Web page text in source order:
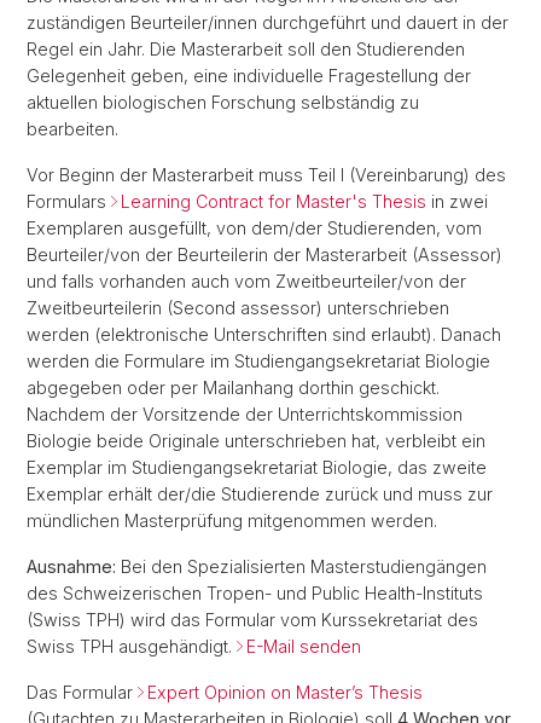
zuständigen Beurteiler/innen durchgeführt und dauert in der
Regel ein Jahr. Die Masterarbeit soll den Studierenden
Gelegenheit geben, eine individuelle Fragestellung der
aktuellen biologischen Forschung selbständig zu
bearbeiten.
Vor Beginn der Masterarbeit muss Teil I (Vereinbarung) des
Formulars
Learning Contract for Master's Thesis in zwei
Exemplaren ausgefüllt, von dem/der Studierenden, vom
Beurteiler/von der Beurteilerin der Masterarbeit (Assessor)
und falls vorhanden auch vom Zweitbeur­teiler/von der
Zweitbeur­teilerin (Second assessor) unterschrieben
werden (elektronische Unterschriften sind erlaubt). Danach
werden die Formulare im Studiengangsekretariat Biologie
abgegeben oder per Mailanhang dorthin geschickt.
Nachdem der Vorsitzende der Unterrichtskommission
Biologie beide Originale unterschrieben hat, verbleibt ein
Exemplar im Studiengangsekretariat Biologie, das zweite
Exemplar erhält der/die Studierende zurück und muss zur
mündlichen Masterprüfung mitgenommen werden.
Ausnahme: Bei den Spezialisierten Masterstudiengängen
des Schweizerischen Tropen- und Public Health-Instituts
(Swiss TPH) wird das Formular vom Kurssekretariat des
Swiss TPH ausgehändigt.
E-Mail senden
Das Formular
Expert Opinion on Master’s Thesis
(Gutachten zu Masterarbeiten in Biologie) soll 4 Wochen vor